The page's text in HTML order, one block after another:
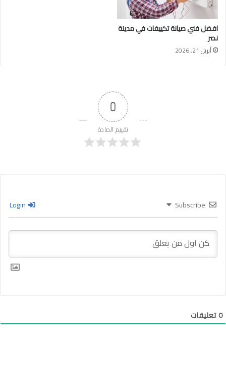
افضل فني صيانة تكييفات في مدينة
نصر
أبريل 21, 2026
0
تقييم المادة
Subscribe
0تعليقات